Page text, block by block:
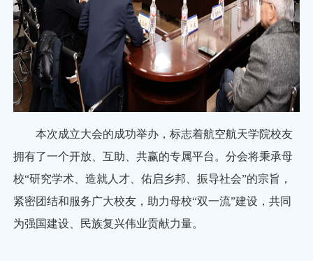
本次成立大会的成功举办，标志着航空航天学院校友
拥有了一个开放、互助、共赢的专属平台。分会将秉承母
校“研究学术、造就人才、佑启乡邦、振导社会”的宗旨，
紧密团结和服务广大校友，助力母校“双一流”建设，共同
为强国建设、民族复兴伟业贡献力量。